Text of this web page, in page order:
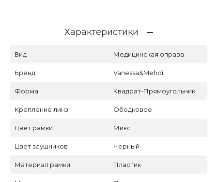
Характеристики
Вид Медицинская оправа
Бренд Vanessa&Mehdi
Форма Квадрат-Прямоугольник
Крепление линз Ободковое
Цвет рамки Микс
Цвет заушников Черный
Материал рамки Пластик